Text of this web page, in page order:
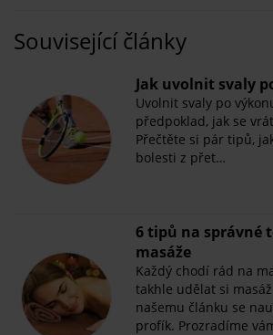
Související články
​Jak uvolnit svaly
Uvolnit svaly po
předpoklad, jak se
Přečtěte si pár tipů,
bolesti z přet…
6 tipů na správné
masáže
Každý chodí rád na
takhle udělat si
našemu článku se
profík. Prozradíme